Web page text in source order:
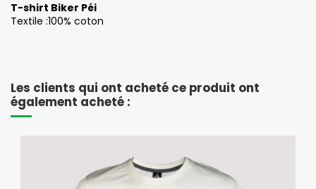
T-shirt Biker Péi
Textile :100% coton
Les clients qui ont acheté ce produit ont
également acheté :